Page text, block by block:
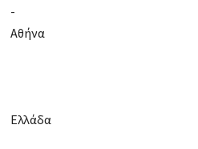
-
Αθήνα
Ελλάδα